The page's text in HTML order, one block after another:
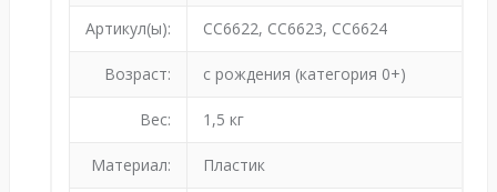
Артикул(ы): CC6622, CC6623, CC6624
Возраст: с рождения (категория 0+)
Вес: 1,5 кг
Материал: Пластик